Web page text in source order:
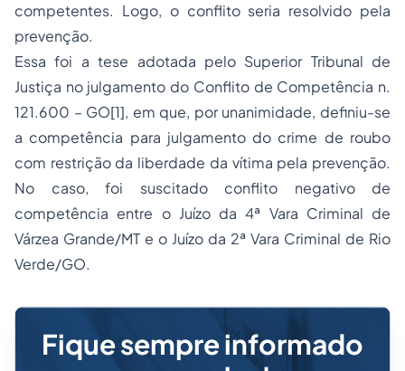
competentes. Logo, o conflito seria resolvido pela
prevenção.
Essa foi a tese adotada pelo Superior Tribunal de
Justiça no julgamento do Conflito de Competência n.
121.600 – GO[1], em que, por unanimidade, definiu-se
a competência para julgamento do crime de roubo
com restrição da liberdade da vítima pela prevenção.
No caso, foi suscitado conflito negativo de
competência entre o Juízo da 4ª Vara Criminal de
Várzea Grande/MT e o Juízo da 2ª Vara Criminal de Rio
Verde/GO.
Fique sempre informado